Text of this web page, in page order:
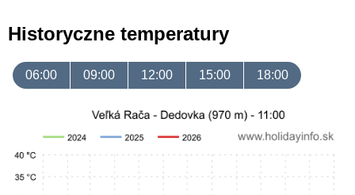
Historyczne temperatury
06:00 09:00 12:00 15:00 18:00